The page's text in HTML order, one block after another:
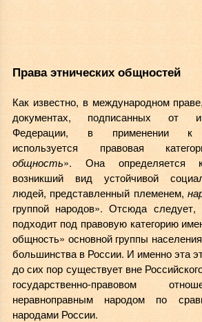
Права этнических общностей
Как известно, в международном
документах, подписанных от
Федерации, в применении к
используется правовая
общность». Она определяется
возникший вид устойчивой
людей, представленный племенем,
группой народов». Отсюда следует,
подходит под правовую категорию
общность» основной группы
большинства в России. И именно эта
до сих пор существует вне
государственно-правовом
неравноправным народом по
народами России.